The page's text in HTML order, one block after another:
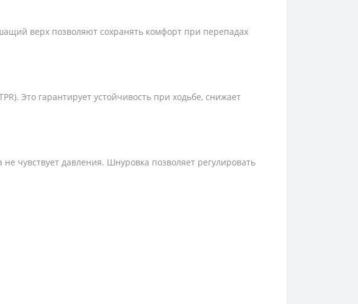
верх позволяют сохранять комфорт при перепадах
Это гарантирует устойчивость при ходьбе, снижает
чувствует давления. Шнуровка позволяет регулировать